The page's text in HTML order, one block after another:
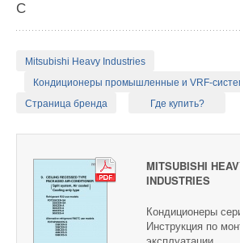
C
Mitsubishi Heavy Industries
Кондиционеры промышленные и VRF-
Страница бренда
Где купить?
MITSUBISHI
INDUSTRIES
Кондиционеры
Инструкция по